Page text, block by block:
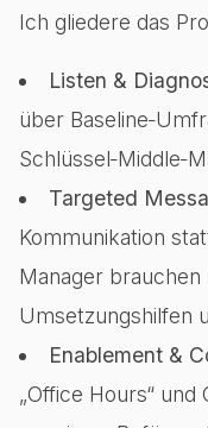
Ich gliedere das
Listen &
über
Targeted
Kommunikation
Manager
Umsetzungshilfen
Enablement &
„Office Hours“